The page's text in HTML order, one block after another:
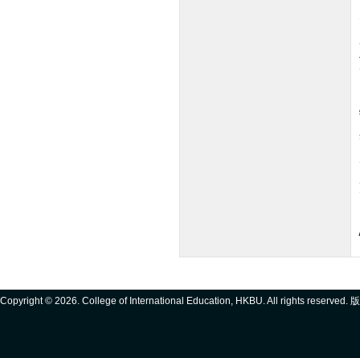
Copyright © 2026. College of International Education, HKBU. All rights reserved.